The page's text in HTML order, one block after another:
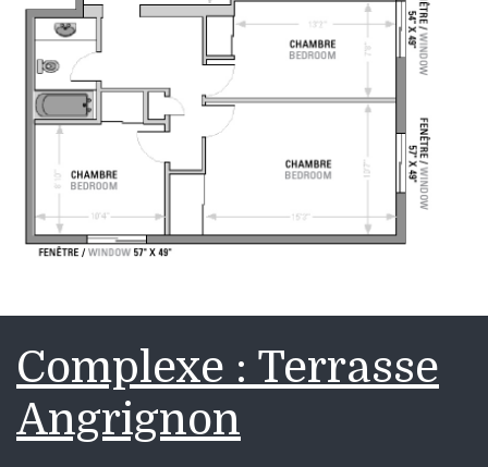
Complexe : Terrasse
Angrignon